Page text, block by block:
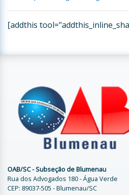
[addthis
OAB/SC - Subseção de Blumenau
Rua dos Advogados 180 - Água Verde
CEP: 89037-505 - Blumenau/SC